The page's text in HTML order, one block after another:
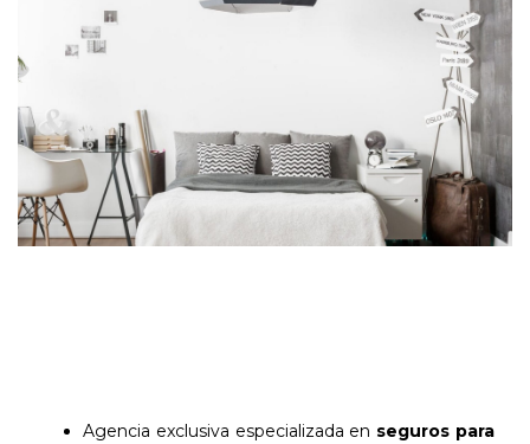
Agencia exclusiva especializada en seguros para